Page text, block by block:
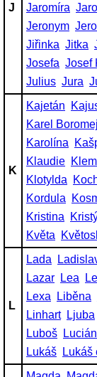
J
Jaromíra
Jeronym
Jiřinka Jitka
Josefa Josef
Julius Jura
K
Kajetán
Karel
Karolína
Klaudie
Klotylda
Kordula
Kristina
Květa
L
Lada
Lazar
Lea
Lexa
Liběna
Linhart
Ljuba
Luboš
Lucián
Lukáš
Lukáš